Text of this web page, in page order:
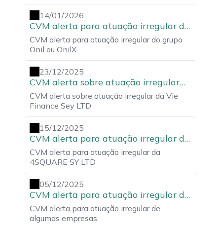
14/01/2026
CVM alerta para atuação irregular do
grupo Onil ou OnilX
CVM alerta para atuação irregular do grupo
Onil ou OnilX
23/12/2025
CVM alerta sobre atuação irregular
da Vie Finance Sey LTD
CVM alerta sobre atuação irregular da Vie
Finance Sey LTD
15/12/2025
CVM alerta para atuação irregular da
4SQUARE SY LTD
CVM alerta para atuação irregular da
4SQUARE SY LTD
05/12/2025
CVM alerta para atuação irregular de
algumas empresas
CVM alerta para atuação irregular de
algumas empresas